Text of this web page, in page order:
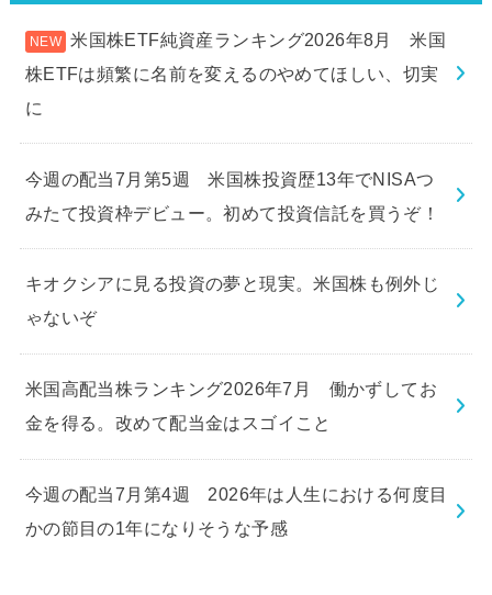
米国株ETF純資産ランキング2026年8月 米国
株ETFは頻繁に名前を変えるのやめてほしい、切実
に
今週の配当7月第5週 米国株投資歴13年でNISAつ
みたて投資枠デビュー。初めて投資信託を買うぞ！
キオクシアに見る投資の夢と現実。米国株も例外じ
ゃないぞ
米国高配当株ランキング2026年7月 働かずしてお
金を得る。改めて配当金はスゴイこと
今週の配当7月第4週 2026年は人生における何度目
かの節目の1年になりそうな予感